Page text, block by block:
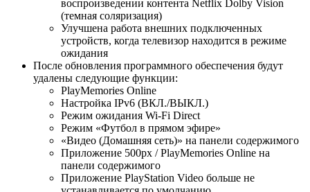
воспроизведении контента Netflix Dolby Vision
(темная соляризация)
Улучшена работа внешних подключенных
устройств, когда телевизор находится в режиме
ожидания
После обновления программного обеспечения будут
удалены следующие функции:
PlayMemories Online
Настройка IPv6 (ВКЛ./ВЫКЛ.)
Режим ожидания Wi-Fi Direct
Режим «Футбол в прямом эфире»
«Видео (Домашняя сеть)» на панели содержимого
Приложение 500px / PlayMemories Online на
панели содержимого
Приложение PlayStation Video больше не